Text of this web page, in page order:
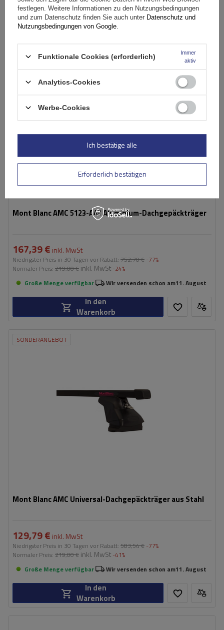
In den
Warenkorb
SONDERANGEBOT
Mont Blanc AMC 5123-A43 Aluminium-Dachgepäckträger
167,39 € inkl. MwSt
Niedrigster Preis in 30 Tagen vor Rabatt: 752,70 € -77%
Normaler Preis: 219,00 € inkl. MwSt -24%
Große Menge verfügbar
Wir versenden schon am11. August
In den
Warenkorb
SONDERANGEBOT
Mont Blanc AMC Universal-Dachgepäckträger aus Stahl
129,79 € inkl. MwSt
Niedrigster Preis in 30 Tagen vor Rabatt: 583,54 € -77%
Normaler Preis: 219,00 € inkl. MwSt -41%
Große Menge verfügbar
Wir versenden schon am11. August
In den
Warenkorb
festlegen. Weitere Informationen zu den Nutzungsbedingungen
und zum Datenschutz finden Sie auch unter Datenschutz und
Nutzungsbedingungen von Google
Funktionale Cookies (erforderlich)
Immer
aktiv
Analytics-Cookies
Werbe-Cookies
Erforderlich bestätigen
Ich bestätige alle